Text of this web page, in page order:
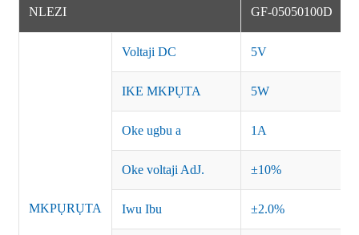
NLEZI GF-05050100D
MKPỤRỤTA
Voltaji DC 5V
IKE MKPỤTA 5W
Oke ugbu a 1A
Oke voltaji AdJ. ±10%
Iwu Ibu ±2.0%